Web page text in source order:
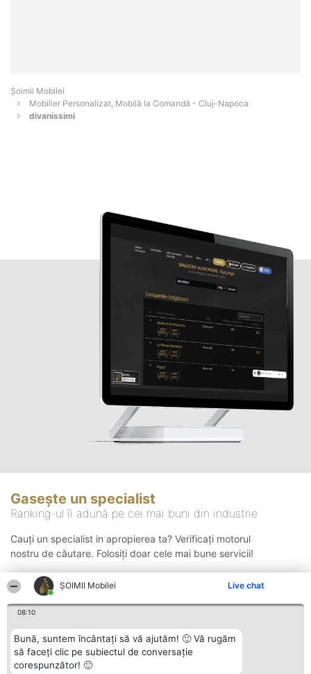
ȘOIMII Mobilei Live chat
08:10
Bună, suntem încântați să vă ajutăm! 🙂 Vă rugăm
să faceți clic pe subiectul de conversație
corespunzător! 🙂
Șoimii Mobilei
Mobilier Personalizat, Mobilă la Comandă - Cluj-Napoca
divanissimi
Gasește un specialist
Ranking-ul îi adună pe cei mai buni din industrie
Cauți un specialist in apropierea ta? Verificați motorul
nostru de căutare. Folosiți doar cele mai bune servicii!